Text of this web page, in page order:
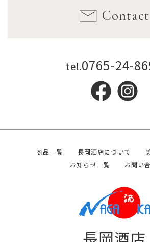
Contact
tel.0765-24-
商品一覧 長岡酒店について
お知らせ一覧
お問い